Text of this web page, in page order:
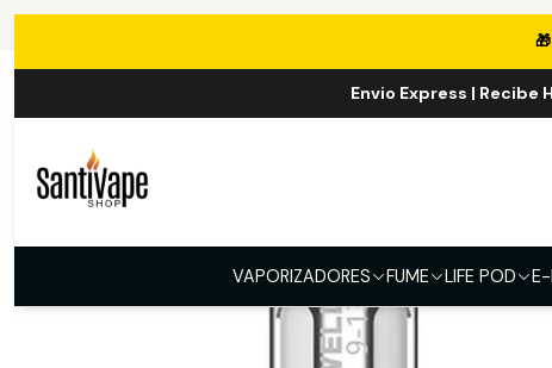
Envio Express | Recibe
VAPORIZADORES FUME LIFE POD E-